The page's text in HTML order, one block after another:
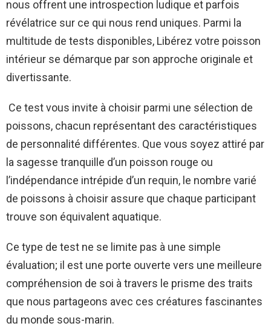
nous offrent une introspection ludique et parfois
révélatrice sur ce qui nous rend uniques. Parmi la
multitude de tests disponibles, Libérez votre poisson
intérieur se démarque par son approche originale et
divertissante.
Ce test vous invite à choisir parmi une sélection de
poissons, chacun représentant des caractéristiques
de personnalité différentes. Que vous soyez attiré par
la sagesse tranquille d’un poisson rouge ou
l’indépendance intrépide d’un requin, le nombre varié
de poissons à choisir assure que chaque participant
trouve son équivalent aquatique.
Ce type de test ne se limite pas à une simple
évaluation; il est une porte ouverte vers une meilleure
compréhension de soi à travers le prisme des traits
que nous partageons avec ces créatures fascinantes
du monde sous-marin.